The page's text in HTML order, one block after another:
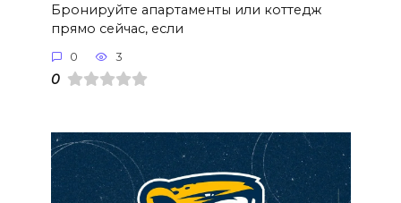
Бронируйте апартаменты или коттедж
прямо сейчас, если
0 3
0